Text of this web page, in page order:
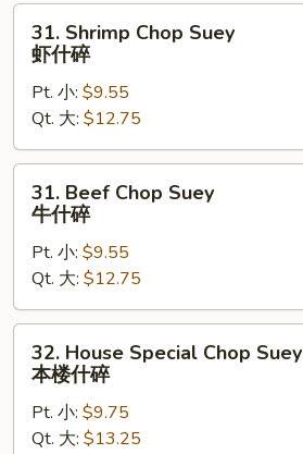
碎
Shrimp
Chop
Suey
什
碎
31. Shrimp Chop Suey
虾什碎
Pt. 小: $9.55
Qt. 大: $12.75
Beef
Chop
Suey
什
碎
31. Beef Chop Suey
牛什碎
Pt. 小: $9.55
Qt. 大: $12.75
House
Special
Chop
Suey
32. House Special Chop Suey
本楼什碎
Pt. 小: $9.75
Qt. 大: $13.25